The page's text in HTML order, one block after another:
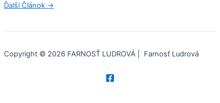
Ďalší Článok →
Copyright © 2026 FARNOSŤ LUDROVÁ | Farnosť Ludrová